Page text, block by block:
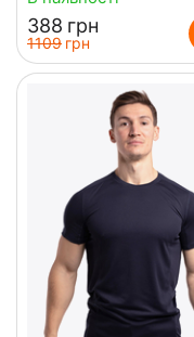
‍388‍ грн
‍1109‍ грн